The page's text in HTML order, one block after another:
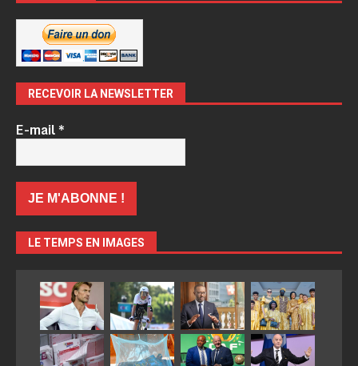
RECEVOIR LA NEWSLETTER
E-mail*
LE TEMPS EN IMAGES